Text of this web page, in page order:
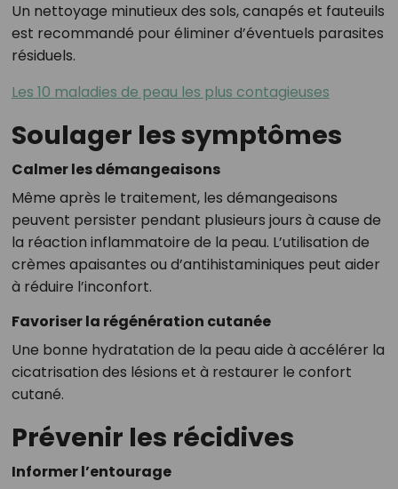
Un nettoyage minutieux des sols, canapés et fauteuils
est recommandé pour éliminer d’éventuels parasites
résiduels.
Les 10 maladies de peau les plus contagieuses
Soulager les symptômes
Calmer les démangeaisons
Même après le traitement, les démangeaisons
peuvent persister pendant plusieurs jours à cause de
la réaction inflammatoire de la peau. L’utilisation de
crèmes apaisantes ou d’antihistaminiques peut aider
à réduire l’inconfort.
Favoriser la régénération cutanée
Une bonne hydratation de la peau aide à accélérer la
cicatrisation des lésions et à restaurer le confort
cutané.
Prévenir les récidives
Informer l’entourage